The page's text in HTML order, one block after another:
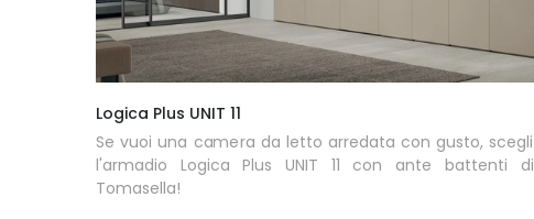
Logica Plus UNIT 11
Se vuoi una camera da letto arredata con gusto, scegli
l'armadio Logica Plus UNIT 11 con ante battenti di
Tomasella!